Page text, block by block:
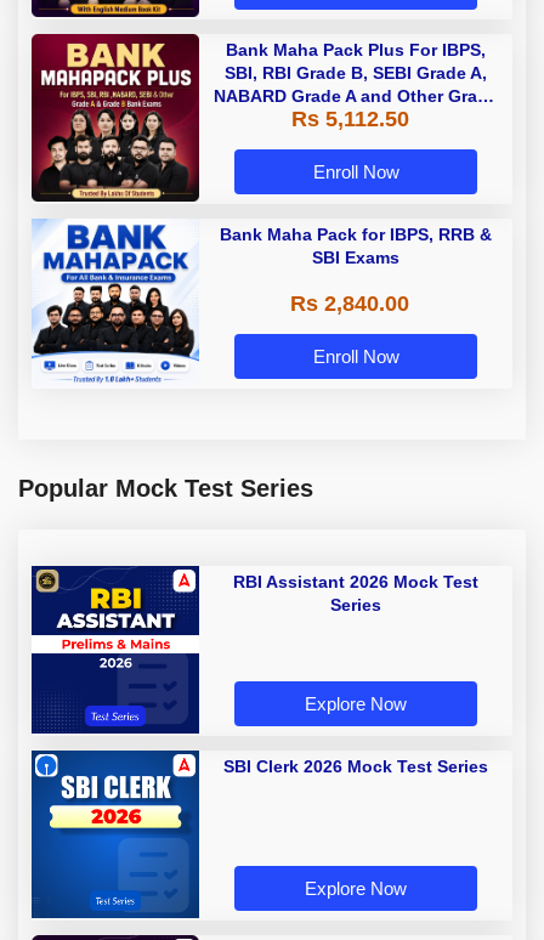
Bank Maha Pack Plus For IBPS,
SBI, RBI Grade B, SEBI Grade A,
NABARD Grade A and Other Grade
A & Grade B Bank Exams
Rs 5,112.50
Enroll Now
Bank Maha Pack for IBPS, RRB &
SBI Exams
Rs 2,840.00
Enroll Now
Popular Mock Test Series
RBI Assistant 2026 Mock Test
Series
Explore Now
SBI Clerk 2026 Mock Test Series
Explore Now